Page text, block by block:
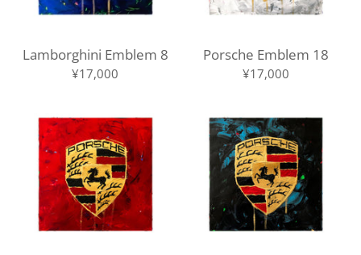
Lamborghini Emblem 8
¥17,000
Porsche Emblem 18
¥17,000